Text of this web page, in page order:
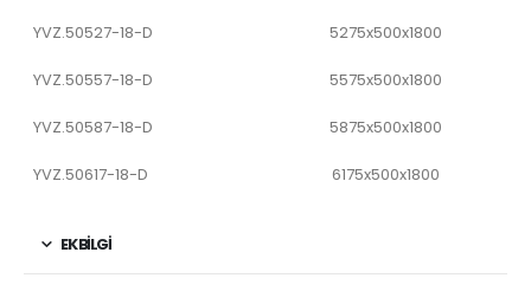
YVZ.50527-18-D 5275x500x1800
YVZ.50557-18-D 5575x500x1800
YVZ.50587-18-D 5875x500x1800
YVZ.50617-18-D 6175x500x1800
EK BILGI